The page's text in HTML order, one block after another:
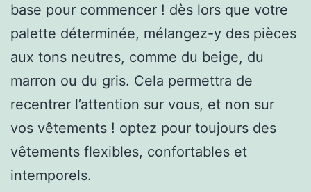
base pour commencer ! dès lors que votre
palette déterminée, mélangez-y des pièces
aux tons neutres, comme du beige, du
marron ou du gris. Cela permettra de
recentrer l’attention sur vous, et non sur
vos vêtements ! optez pour toujours des
vêtements flexibles, confortables et
intemporels.